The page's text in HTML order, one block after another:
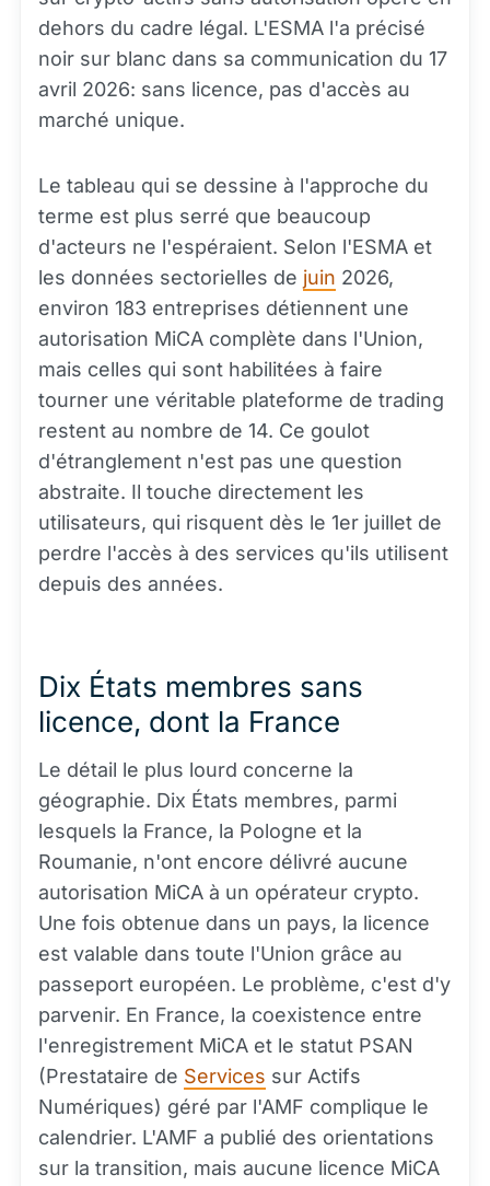
dehors du cadre légal. L'ESMA l'a précisé
noir sur blanc dans sa communication du 17
avril 2026: sans licence, pas d'accès au
marché unique.
Le tableau qui se dessine à l'approche du
terme est plus serré que beaucoup
d'acteurs ne l'espéraient. Selon l'ESMA et
les données sectorielles de juin 2026,
environ 183 entreprises détiennent une
autorisation MiCA complète dans l'Union,
mais celles qui sont habilitées à faire
tourner une véritable plateforme de trading
restent au nombre de 14. Ce goulot
d'étranglement n'est pas une question
abstraite. Il touche directement les
utilisateurs, qui risquent dès le 1er juillet de
perdre l'accès à des services qu'ils utilisent
depuis des années.
Dix États membres sans
licence, dont la France
Le détail le plus lourd concerne la
géographie. Dix États membres, parmi
lesquels la France, la Pologne et la
Roumanie, n'ont encore délivré aucune
autorisation MiCA à un opérateur crypto.
Une fois obtenue dans un pays, la licence
est valable dans toute l'Union grâce au
passeport européen. Le problème, c'est d'y
parvenir. En France, la coexistence entre
l'enregistrement MiCA et le statut PSAN
(Prestataire de Services sur Actifs
Numériques) géré par l'AMF complique le
calendrier. L'AMF a publié des orientations
sur la transition, mais aucune licence MiCA